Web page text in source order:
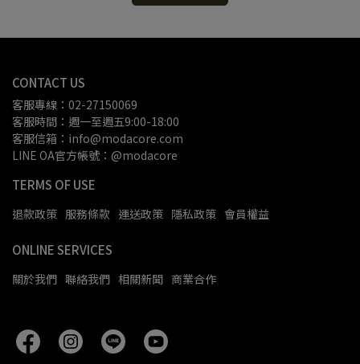
CONTACT US
客服專線：02-27150069
客服時間：週一至週五9:00-18:00
客服信箱：info@modacore.com
LINE OA官方帳號：@modacore
TERMS OF USE
退款政策 服務條款 運送政策 隱私政策 會員權益
ONLINE SERVICES
關於我們 聯絡我們 相關新聞 商業合作